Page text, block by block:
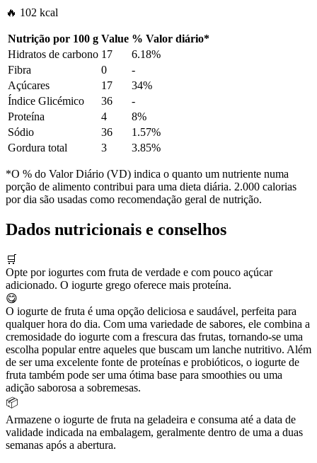
🔥 102 kcal
Nutrição por 100 g Value % Valor diário*
Hidratos de carbono 17
6.18%
Fibra
0
-
Açúcares
17
34%
Índice Glicémico
36
-
Proteína
4
8%
Sódio
36
1.57%
Gordura total
3 3.85%
*O % do Valor Diário (VD) indica o quanto um nutriente numa
porção de alimento contribui para uma dieta diária. 2.000 calorias
por dia são usadas como recomendação geral de nutrição.
Dados nutricionais e conselhos
🛒
Opte por iogurtes com fruta de verdade e com pouco açúcar
adicionado. O iogurte grego oferece mais proteína.
😋
O iogurte de fruta é uma opção deliciosa e saudável, perfeita para
qualquer hora do dia. Com uma variedade de sabores, ele combina a
cremosidade do iogurte com a frescura das frutas, tornando-se uma
escolha popular entre aqueles que buscam um lanche nutritivo. Além
de ser uma excelente fonte de proteínas e probióticos, o iogurte de
fruta também pode ser uma ótima base para smoothies ou uma
adição saborosa a sobremesas.
📦
Armazene o iogurte de fruta na geladeira e consuma até a data de
validade indicada na embalagem, geralmente dentro de uma a duas
semanas após a abertura.